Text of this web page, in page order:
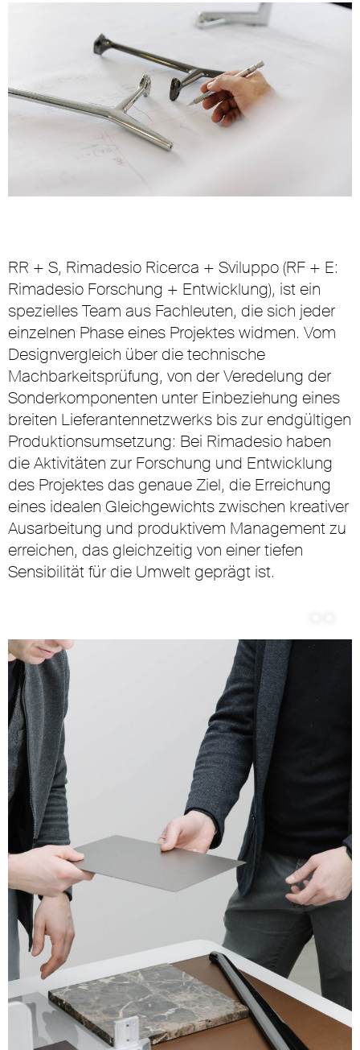
RR + S, Rimadesio Ricerca + Sviluppo (RF + E:
Rimadesio Forschung + Entwicklung), ist ein
spezielles Team aus Fachleuten, die sich jeder
einzelnen Phase eines Projektes widmen. Vom
Designvergleich über die technische
Machbarkeitsprüfung, von der Veredelung der
Sonderkomponenten unter Einbeziehung eines
breiten Lieferantennetzwerks bis zur endgültigen
Produktionsumsetzung: Bei Rimadesio haben
die Aktivitäten zur Forschung und Entwicklung
des Projektes das genaue Ziel, die Erreichung
eines idealen Gleichgewichts zwischen kreativer
Ausarbeitung und produktivem Management zu
erreichen, das gleichzeitig von einer tiefen
Sensibilität für die Umwelt geprägt ist.